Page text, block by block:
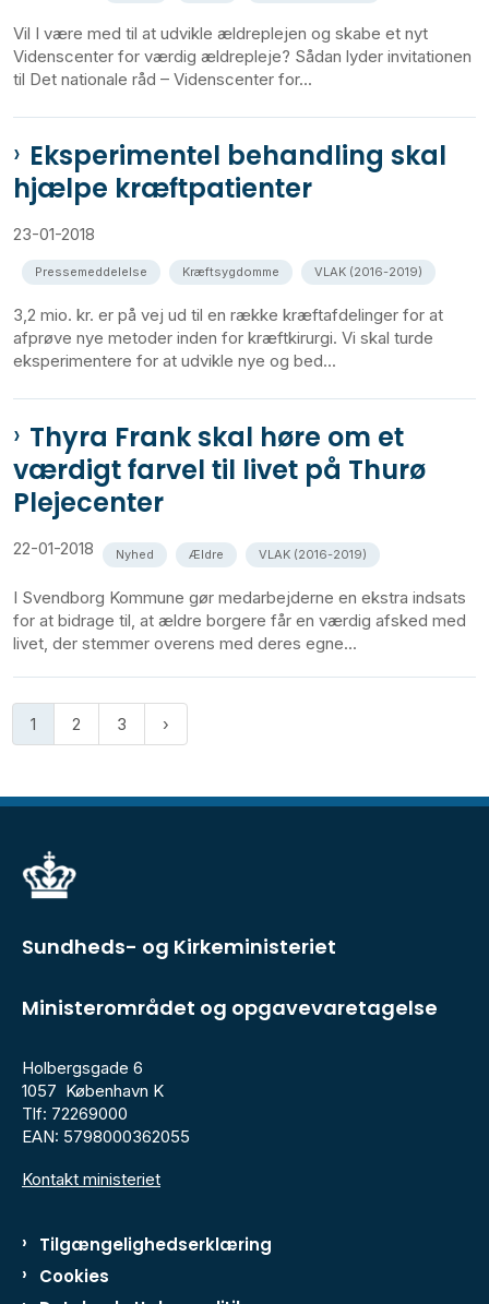
Vil I være med til at udvikle ældreplejen og skabe et nyt
Videnscenter for værdig ældrepleje? Sådan lyder invitationen
til Det nationale råd – Videnscenter for...
Eksperimentel behandling skal
hjælpe kræftpatienter
23-01-2018
Pressemeddelelse Kræftsygdomme VLAK (2016-2019)
3,2 mio. kr. er på vej ud til en række kræftafdelinger for at
afprøve nye metoder inden for kræftkirurgi. Vi skal turde
eksperimentere for at udvikle nye og bed...
Thyra Frank skal høre om et
værdigt farvel til livet på Thurø
Plejecenter
22-01-2018 Nyhed Ældre VLAK (2016-2019)
I Svendborg Kommune gør medarbejderne en ekstra indsats
for at bidrage til, at ældre borgere får en værdig afsked med
livet, der stemmer overens med deres egne...
1 2 3
Sundheds- og Kirkeministeriet
Ministerområdet og opgavevaretagelse
Holbergsgade 6
1057 København K
Tlf: 72269000
EAN: 5798000362055
Kontakt ministeriet
Tilgængelighedserklæring
Cookies